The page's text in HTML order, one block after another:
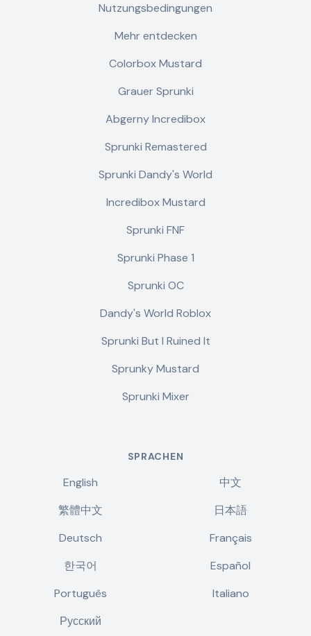
Nutzungsbedingungen
Mehr entdecken
Colorbox Mustard
Grauer Sprunki
Abgerny Incredibox
Sprunki Remastered
Sprunki Dandy's World
Incredibox Mustard
Sprunki FNF
Sprunki Phase 1
Sprunki OC
Dandy's World Roblox
Sprunki But I Ruined It
Sprunky Mustard
Sprunki Mixer
SPRACHEN
English
中文
繁體中文
日本語
Deutsch
Français
한국어
Español
Português
Italiano
Русский